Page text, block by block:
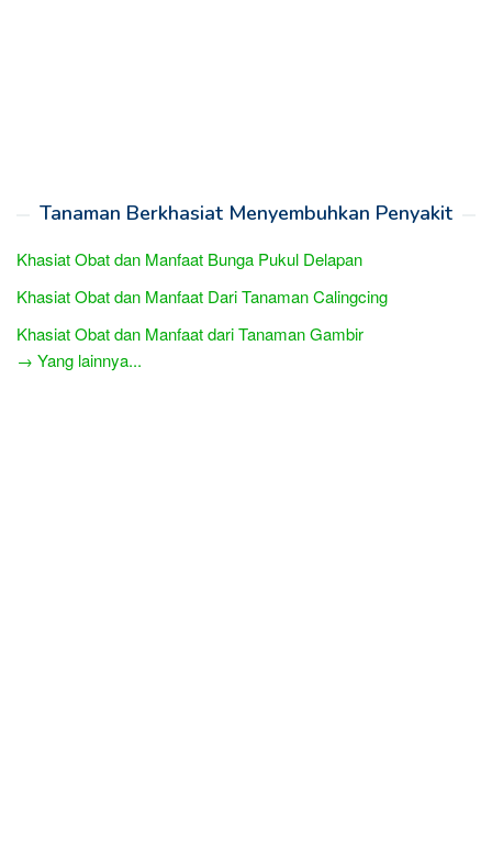
Tanaman Berkhasiat Menyembuhkan Penyakit
Khasiat Obat dan Manfaat Bunga Pukul Delapan
Khasiat Obat dan Manfaat Dari Tanaman Calingcing
Khasiat Obat dan Manfaat dari Tanaman Gambir
→ Yang lainnya...